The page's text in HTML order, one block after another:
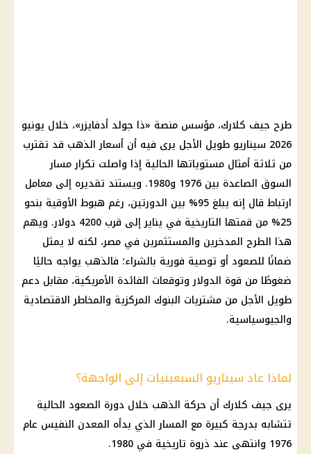
طرح جيف كلارك، مؤسس منصة «ذا جولد أدفايزر»، خلال يونيو
2026 سيناريو طويل الأجل يرى فيه أن أسعار الذهب قد تقترب
من ثلاثة أمثال مستوياتها الحالية إذا واصلت تكرار مسار
السوق الصاعدة بين 1976 و1980. ويستند تقديره إلى معامل
ارتباط قال إنه يبلغ 95% بين الدورتين، رغم هبوط الأوقية بنحو
25% من قمتها التاريخية في يناير إلى قرب 4200 دولار. ويهم
هذا الطرح المدخرين والمستثمرين في مصر، لكنه لا يمثل
ضمانًا للصعود أو توصية فورية بالشراء؛ فالذهب يواجه حاليًا
ضغوطًا من قوة الدولار وتوقعات الفائدة الأمريكية، مقابل دعم
طويل الأجل من مشتريات البنوك المركزية والمخاطر الاقتصادية
والجيوسياسية.
لماذا عاد سيناريو السبعينيات إلى الواجهة؟
يرى جيف كلارك أن حركة الذهب خلال دورة الصعود الحالية
تتشابه بدرجة كبيرة مع المسار الذي بدأه المعدن النفيس عام
1976 وانتهى عند ذروة تاريخية في 1980.